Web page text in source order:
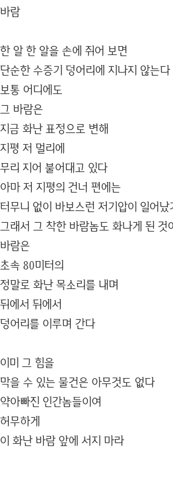
바람
한 알 한 알을 손에 쥐어 보면
단순한 수증기 덩어리에 지나지 않는다
보통 어디에도
그 바람은
지금 화난 표정으로 변해
지평 저 멀리에
무리 지어 불어대고 있다
아마 저 지평의 건너 편에는
터무니 없이 바보스런 저기압이 일어났
그래서 그 착한 바람놈도 화나게 된 것
바람은
초속 80미터의
정말로 화난 목소리를 내며
뒤에서 뒤에서
덩어리를 이루며 간다
이미 그 힘을
막을 수 있는 물건은 아무것도 없다
약아빠진 인간놈들이여
허무하게
이 화난 바람 앞에 서지 마라